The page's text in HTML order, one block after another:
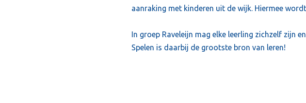
aanraking met kinderen uit de wijk. Hiermee
In groep Raveleijn mag elke leerling zichzelf zijn
Spelen is daarbij de grootste bron van leren!